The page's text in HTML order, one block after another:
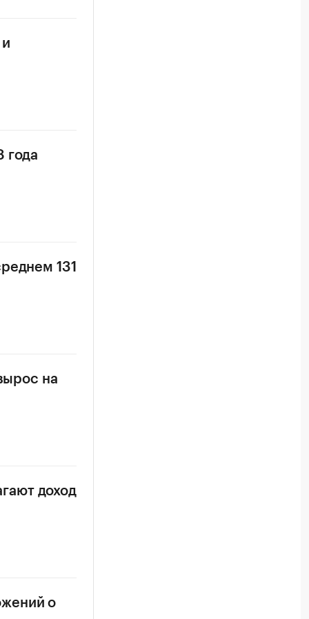
года
131
на
доход
о